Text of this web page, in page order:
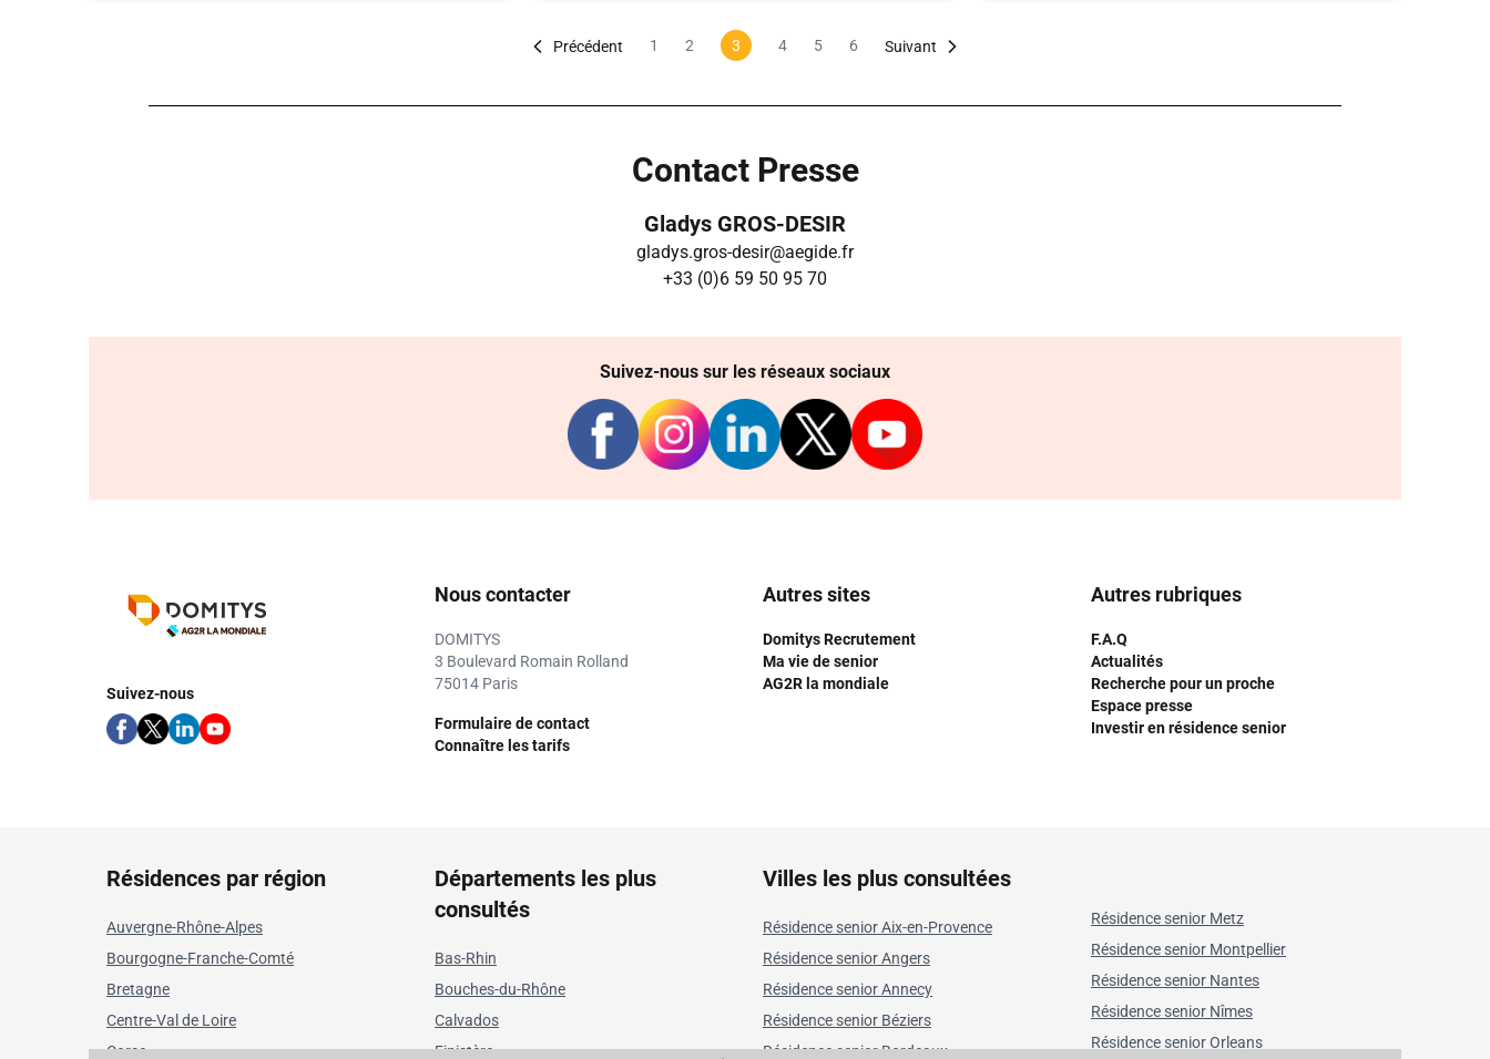
Précédent 1 2 3 4 5 6 Suivant
Contact Presse
Gladys GROS-DESIR
gladys.gros-desir@aegide.fr
+33 (0)6 59 50 95 70
Suivez-nous sur les réseaux sociaux
Suivez-nous
Nous contacter
DOMITYS
3 Boulevard Romain Rolland
75014 Paris
Formulaire de contact
Connaître les tarifs
Autres sites
Domitys Recrutement
Ma vie de senior
AG2R la mondiale
Autres rubriques
F.A.Q
Actualités
Recherche pour un proche
Espace presse
Investir en résidence senior
Résidences par région
Auvergne-Rhône-Alpes
Bourgogne-Franche-Comté
Bretagne
Centre-Val de Loire
Corse
Départements les plus
consultés
Bas-Rhin
Bouches-du-Rhône
Calvados
Finistère
Villes les plus consultées
Résidence senior Aix-en-Provence
Résidence senior Angers
Résidence senior Annecy
Résidence senior Béziers
Résidence senior Bordeaux
Résidence senior Metz
Résidence senior Montpellier
Résidence senior Nantes
Résidence senior Nîmes
Résidence senior Orleans